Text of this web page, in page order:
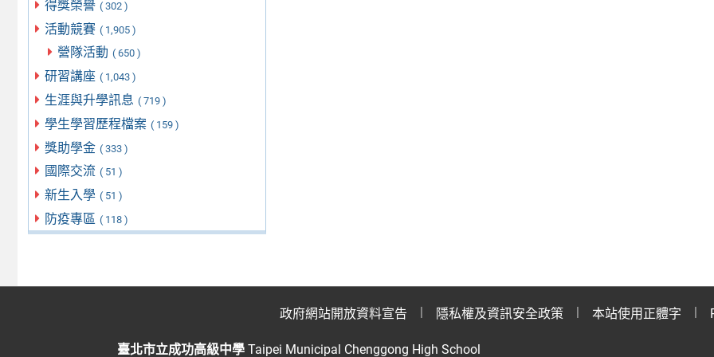
得獎榮譽 ( 302 )
活動競賽 ( 1,905 )
營隊活動 ( 650 )
研習講座 ( 1,043 )
生涯與升學訊息 ( 719 )
學生學習歷程檔案 ( 159 )
獎助學金 ( 333 )
國際交流 ( 51 )
新生入學 ( 51 )
防疫專區 ( 118 )
政府網站開放資料宣告 隱私權及資訊安全政策 本站使用正體字
臺北市立成功高級中學Taipei Municipal Chenggong High School